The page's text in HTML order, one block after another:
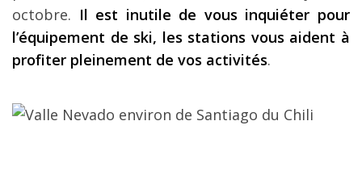
octobre. Il est inutile de vous inquiéter pour
l’équipement de ski, les stations vous aident à
profiter pleinement de vos activités.